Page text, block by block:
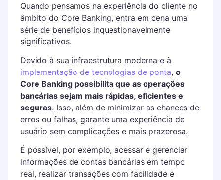
Quando pensamos na experiência do cliente no
âmbito do Core Banking, entra em cena uma
série de benefícios inquestionavelmente
significativos.
Devido à sua infraestrutura moderna e à
implementação de tecnologias de ponta, o
Core Banking possibilita que as operações
bancárias sejam mais rápidas, eficientes e
seguras. Isso, além de minimizar as chances de
erros ou falhas, garante uma experiência de
usuário sem complicações e mais prazerosa.
É possível, por exemplo, acessar e gerenciar
informações de contas bancárias em tempo
real, realizar transações com facilidade e